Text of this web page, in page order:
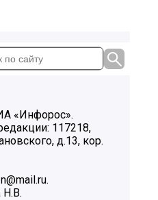
«Инфорос».
117218,
д.13, кор.
Н.В.